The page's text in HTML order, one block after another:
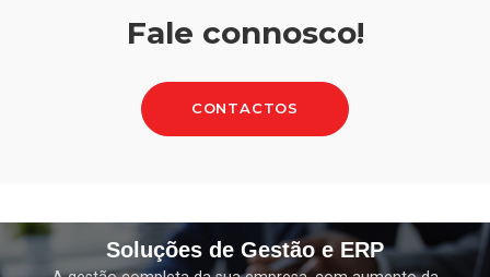
Fale connosco!
CONTACTOS
Soluções de Gestão e ERP